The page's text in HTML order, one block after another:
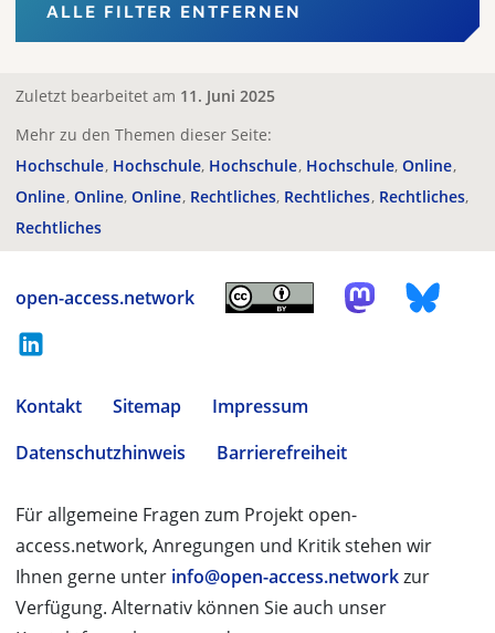
ALLE FILTER ENTFERNEN
Zuletzt bearbeitet am 11. Juni 2025
Mehr zu den Themen dieser Seite:
Hochschule Hochschule Hochschule Hochschule Online
Online Online Online Rechtliches Rechtliches Rechtliches
Rechtliches
open-access.network
Kontakt Sitemap
Impressum
Datenschutzhinweis
Barrierefreiheit
Für allgemeine Fragen zum Projekt open-
access.network, Anregungen und Kritik stehen wir
Ihnen gerne unter info@open-access.networkzur
Verfügung. Alternativ können Sie auch unser